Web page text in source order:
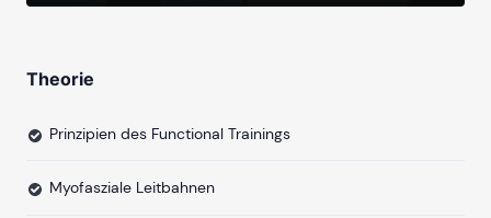
Theorie
Prinzipien des Functional Trainings
Myofasziale Leitbahnen